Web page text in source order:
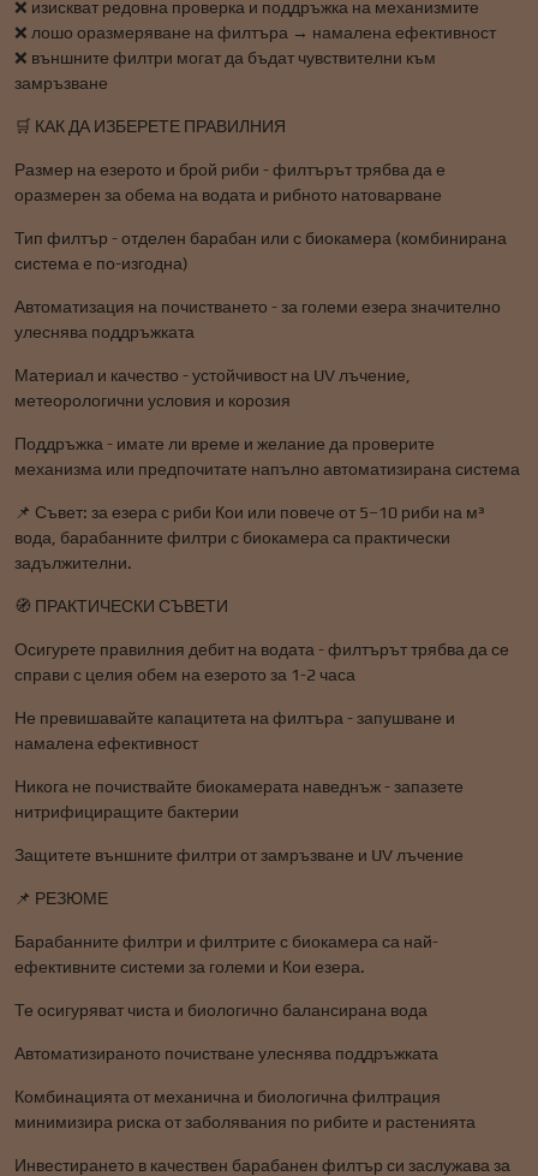
❌ изискват редовна проверка и поддръжка на механизмите
❌ лошо оразмеряване на филтъра → намалена ефективност
❌ външните филтри могат да бъдат чувствителни към
замръзване
🛒 КАК ДА ИЗБЕРЕТЕ ПРАВИЛНИЯ
Размер на езерото и брой риби - филтърът трябва да е
оразмерен за обема на водата и рибното натоварване
Тип филтър - отделен барабан или с биокамера (комбинирана
система е по-изгодна)
Автоматизация на почистването - за големи езера значително
улеснява поддръжката
Материал и качество - устойчивост на UV лъчение,
метеорологични условия и корозия
Поддръжка - имате ли време и желание да проверите
механизма или предпочитате напълно автоматизирана система
📌 Съвет: за езера с риби Кои или повече от 5–10 риби на м³
вода, барабанните филтри с биокамера са практически
задължителни.
🧭 ПРАКТИЧЕСКИ СЪВЕТИ
Осигурете правилния дебит на водата - филтърът трябва да се
справи с целия обем на езерото за 1-2 часа
Не превишавайте капацитета на филтъра - запушване и
намалена ефективност
Никога не почиствайте биокамерата наведнъж - запазете
нитрифициращите бактерии
Защитете външните филтри от замръзване и UV лъчение
📌 РЕЗЮМЕ
Барабанните филтри и филтрите с биокамера са най-
ефективните системи за големи и Кои езера.
Те осигуряват чиста и биологично балансирана вода
Автоматизираното почистване улеснява поддръжката
Комбинацията от механична и биологична филтрация
минимизира риска от заболявания по рибите и растенията
Инвестирането в качествен барабанен филтър си заслужава за